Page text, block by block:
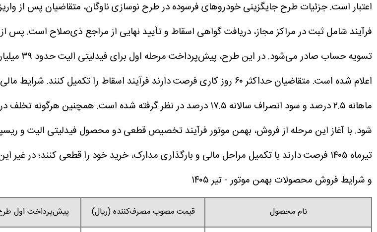
اعتبار است.جزئیات طرح جایگزینی خودروهای فرسودهدر طرح نوسازی ناوگان، متقاضیان پس از
فرآیند شامل ثبت در مراکز مجاز، دریافت گواهی اسقاط و تأیید نهایی از مراجع ذی‌صلاح است. پس
تسویه حساب صادر می‌شود.
اعلام شده است. متقاضیان حداکثر ۶۰ روز کاری فرصت دارند فرآیند اسقاط را تکمیل کنند.
شرایط
ماهانه ۲.۵ درصد و سود انصراف سالانه ۱۷.۵ درصد در نظر گرفته شده است.
شود.
تیرماه ۱۴۰۵ فرصت دارند با تکمیل مراحل مالی و بارگذاری مدارک، خرید خود را قطعی کنند؛ در غیر این صورت، اولویت ثبت‌نام آن‌ها از چرخه عرضه حذف خواهد شد.
و شرایط فروش محصولات بهمن موتور - تیر ۱۴۰۵
نام محصول قیمت مصوب مصرف‌کننده (ریال) پیش‌پرداخت اول